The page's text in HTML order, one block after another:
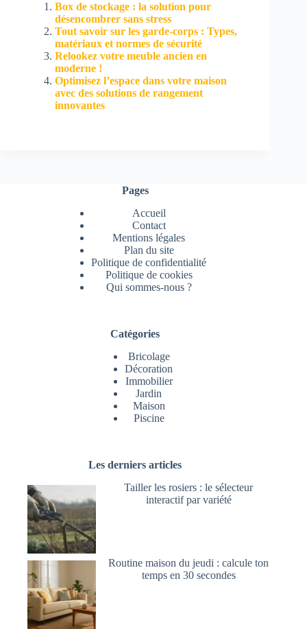
Box de stockage : la solution pour
désencombrer sans stress
Tout savoir sur les garde-corps : Types,
matériaux et normes de sécurité
Relookez votre meuble ancien en
moderne !
Optimisez l’espace dans votre maison
avec des solutions de rangement
innovantes
Pages
Accueil
Contact
Mentions légales
Plan du site
Politique de confidentialité
Politique de cookies
Qui sommes-nous ?
Catégories
Bricolage
Décoration
Immobilier
Jardin
Maison
Piscine
Les derniers articles
Tailler les rosiers : le sélecteur
interactif par variété
Routine maison du jeudi : calcule ton
temps en 30 secondes